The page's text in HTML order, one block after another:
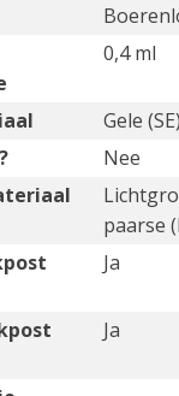
0,4 ml
Gele
Nee
paarse
Ja
Ja